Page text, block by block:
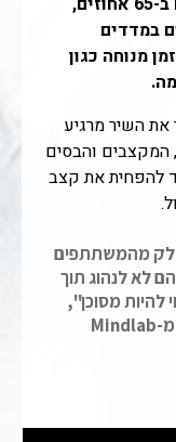
של 35 אחוזים במדדים
מנוחה כגון
את השיר מרגיע
המקצבים והבסים
להפחית את קצב
מהמשתתפים
לא לנהוג תוך
להיות מסוכן",
אמר ד"ר דניאל לואיס הודג'סון מ-Mindlab